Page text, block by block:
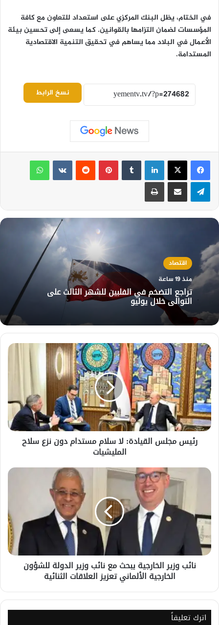
في الختام، يظل البنك المركزي على استعداد للتعاون مع كافة
المؤسسات لضمان التزامها بالقوانين. كما يسعى إلى تحسين بيئة
الأعمال في البلاد مما يساهم في تحقيق التنمية الاقتصادية
المستدامة.
نسخ الرابط
لينكدإن بينتيريست
واتساب
تيلقرام مشاركة عبر البريد طباعة
اقتصاد
منذ 19 ساعة
تراجع التضخم في الفلبين للشهر الثالث على
التوالي خلال يوليو
رئيس
مجلس
القيادة:
لا
سلام
مستدام
دون
نزع
سلاح
المليشيات
رئيس مجلس القيادة: لا سلام مستدام دون نزع سلاح
المليشيات
نائب
مع
نائب
وزير
الدولة
للشؤون
الخارجية
العلاقات
نائب وزير الخارجية يبحث مع نائب وزير الدولة للشؤون
الخارجية الألماني تعزيز العلاقات الثنائية
اترك تعليقاً